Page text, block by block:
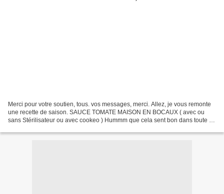
Merci pour votre soutien, tous. vos messages, merci. Allez, je vous remonte
une recette de saison. SAUCE TOMATE MAISON EN BOCAUX ( avec ou
sans Stérilisateur ou avec cookeo ) Hummm que cela sent bon dans toute la